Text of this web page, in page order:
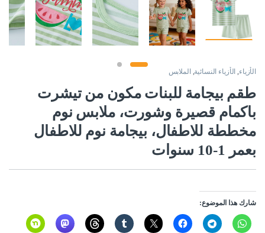
الأزياء, الأزياء النسائية, الملابس
طقم بيجامة للبنات مكون من تيشرت
باكمام قصيرة وشورت، ملابس نوم
مخططة للاطفال، بيجامة نوم للاطفال
بعمر 1-10 سنوات
شارك هذا الموضوع: